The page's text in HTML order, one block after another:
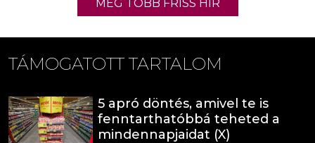
MÉG TÖBB FRISS HÍR
TÁMOGATOTT TARTALOM
5 apró döntés, amivel te is
fenntarthatóbbá teheted a
mindennapjaidat (X)